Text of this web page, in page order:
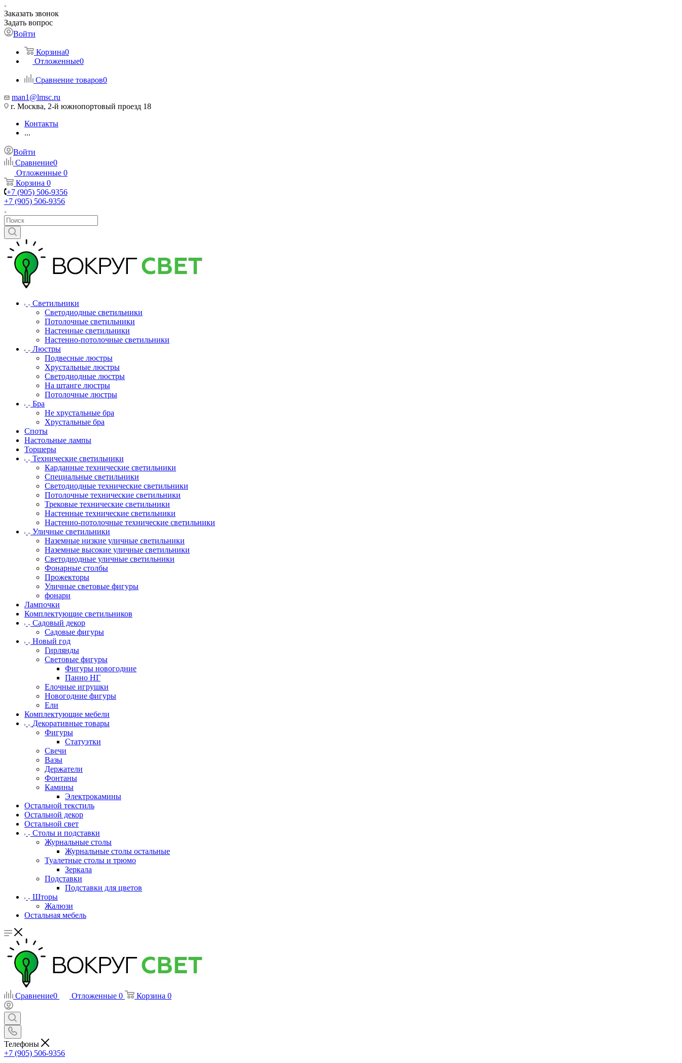
Заказать звонок
Задать вопрос
Войти
Корзина0
Отложенные0
Сравнение товаров0
man1@lmsc.ru
г. Москва, 2-й южнопортовый проезд 18
Контакты
...
Войти
Сравнение0
Отложенные 0
Корзина 0
+7 (905) 506-9356
+7 (905) 506-9356
Светильники
Светодиодные светильники
Потолочные светильники
Настенные светильники
Настенно-потолочные светильники
Люстры
Подвесные люстры
Хрустальные люстры
Светодиодные люстры
На штанге люстры
Потолочные люстры
Бра
Не хрустальные бра
Хрустальные бра
Споты
Настольные лампы
Торшеры
Технические светильники
Карданные технические светильники
Специальные светильники
Светодиодные технические светильники
Потолочные технические светильники
Трековые технические светильники
Настенные технические светильники
Настенно-потолочные технические светильники
Уличные светильники
Наземные низкие уличные светильники
Наземные высокие уличные светильники
Светодиодные уличные светильники
Фонарные столбы
Прожекторы
Уличные световые фигуры
фонари
Лампочки
Комплектующие светильников
Садовый декор
Садовые фигуры
Новый год
Гирлянды
Световые фигуры
Фигуры новогодние
Панно НГ
Елочные игрушки
Новогодние фигуры
Ели
Комплектующие мебели
Декоративные товары
Фигуры
Статуэтки
Свечи
Вазы
Держатели
Фонтаны
Камины
Электрокамины
Остальной текстиль
Остальной декор
Остальной свет
Столы и подставки
Журнальные столы
Журнальные столы остальные
Туалетные столы и трюмо
Зеркала
Подставки
Подставки для цветов
Шторы
Жалюзи
Остальная мебель
Сравнение0 Отложенные 0 Корзина 0
Телефоны
+7 (905) 506-9356